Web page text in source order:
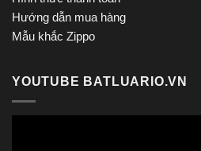
Hướng dẫn mua hàng
Mẫu khắc Zippo
YOUTUBE BATLUARIO.VN